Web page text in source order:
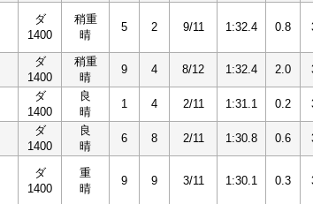
ダ
1400
稍重
晴
5 2 9/11 1:32.4 0.8
ダ
1400
稍重
晴
9 4 8/12 1:32.4 2.0
ダ
1400
良
晴
1 4 2/11 1:31.1 0.2
ダ
1400
良
晴
6 8 2/11 1:30.8 0.6
ダ
1400
重
晴
9 9 3/11 1:30.1 0.3